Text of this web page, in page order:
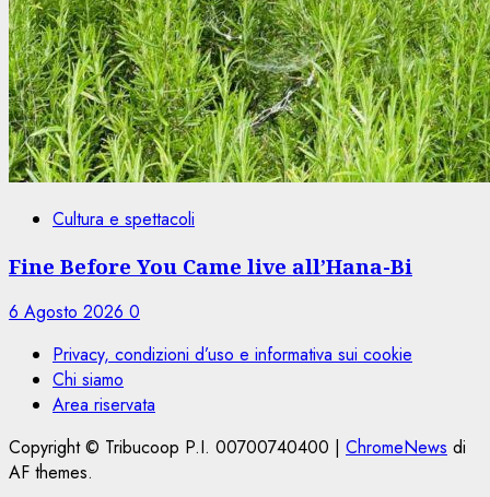
Cultura e spettacoli
Fine Before You Came live all’Hana-Bi
6 Agosto 2026 0
Privacy, condizioni d’uso e informativa sui cookie
Chi siamo
Area riservata
Copyright © Tribucoop P.I. 00700740400 | ChromeNews di
AF themes.